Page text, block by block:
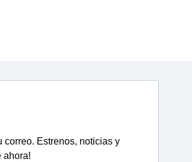
correo. Estrenos, noticias y
ahora!